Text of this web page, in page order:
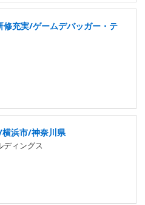
充実/ゲームデバッガー・テ
浜市/神奈川県
ディングス